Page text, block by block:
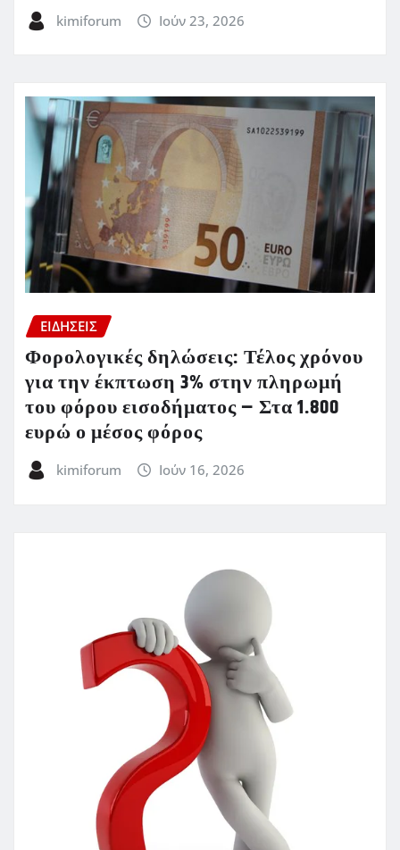
kimiforum Ιούν 23, 2026
ΕΙΔΗΣΕΙΣ
Φορολογικές δηλώσεις: Τέλος χρόνου
για την έκπτωση 3% στην πληρωμή
του φόρου εισοδήματος – Στα 1.800
ευρώ ο μέσος φόρος
kimiforum Ιούν 16, 2026